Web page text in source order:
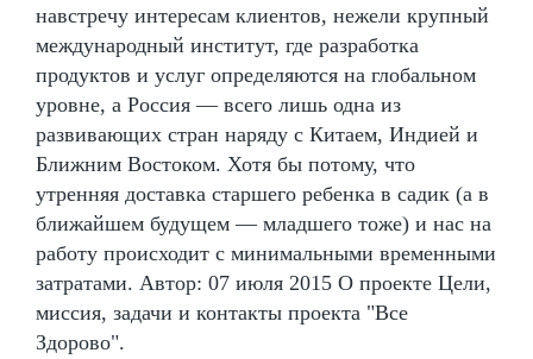
навстречу интересам клиентов, нежели крупный
международный институт, где разработка
продуктов и услуг определяются на глобальном
уровне, а Россия — всего лишь одна из
развивающих стран наряду с Китаем, Индией и
Ближним Востоком. Хотя бы потому, что
утренняя доставка старшего ребенка в садик (а в
ближайшем будущем — младшего тоже) и нас на
работу происходит с минимальными временными
затратами. Автор: 07 июля 2015 О проекте Цели,
миссия, задачи и контакты проекта "Все
Здорово".